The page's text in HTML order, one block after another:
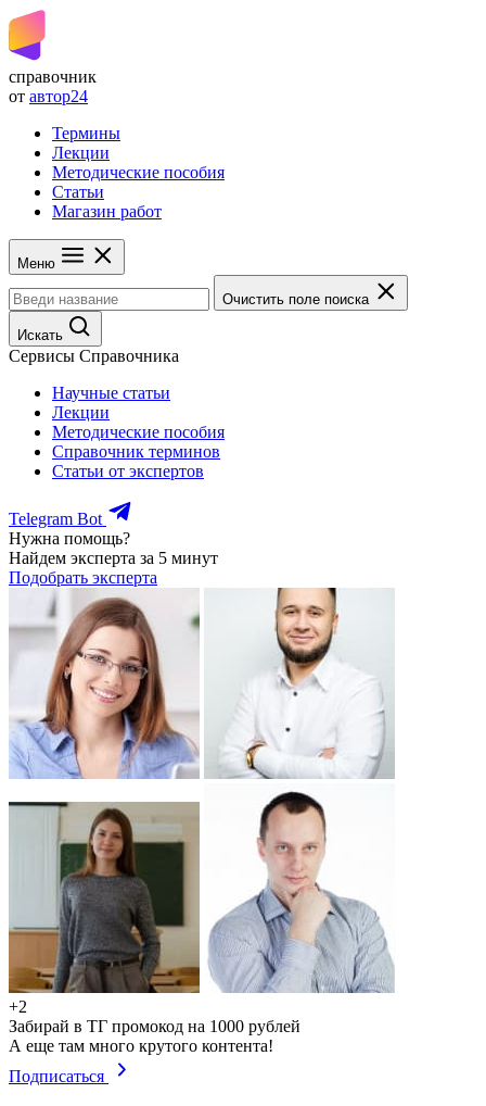
справочник
от автор24
Термины
Лекции
Методические пособия
Статьи
Магазин работ
Меню
Очистить поле поиска
Искать
Сервисы Справочника
Научные статьи
Лекции
Методические пособия
Справочник терминов
Статьи от экспертов
Telegram Bot
Нужна помощь?
Найдем эксперта за 5 минут
Подобрать эксперта
+2
Забирай в ТГ промокод на 1000 рублей
А еще там много крутого контента!
Подписаться